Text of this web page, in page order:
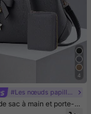
4
#Les nœuds papillon font leur grand retour.
sac à main et porte-c
unie pour femmes